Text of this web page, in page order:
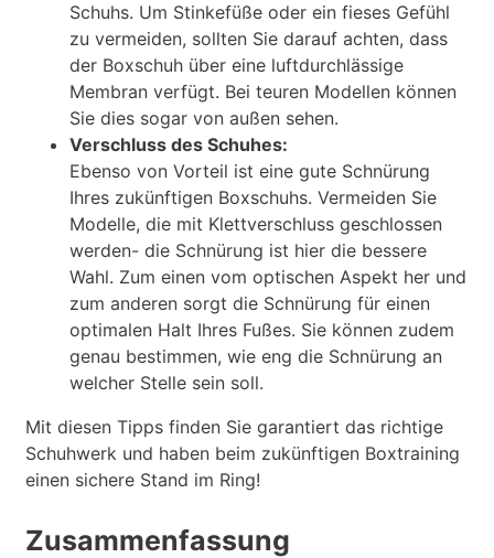
Schuhs. Um Stinkefüße oder ein fieses Gefühl
zu vermeiden, sollten Sie darauf achten, dass
der Boxschuh über eine luftdurchlässige
Membran verfügt. Bei teuren Modellen können
Sie dies sogar von außen sehen.
Verschluss des Schuhes:
Ebenso von Vorteil ist eine gute Schnürung
Ihres zukünftigen Boxschuhs. Vermeiden Sie
Modelle, die mit Klettverschluss geschlossen
werden- die Schnürung ist hier die bessere
Wahl. Zum einen vom optischen Aspekt her und
zum anderen sorgt die Schnürung für einen
optimalen Halt Ihres Fußes. Sie können zudem
genau bestimmen, wie eng die Schnürung an
welcher Stelle sein soll.
Mit diesen Tipps finden Sie garantiert das richtige
Schuhwerk und haben beim zukünftigen Boxtraining
einen sichere Stand im Ring!
Zusammenfassung